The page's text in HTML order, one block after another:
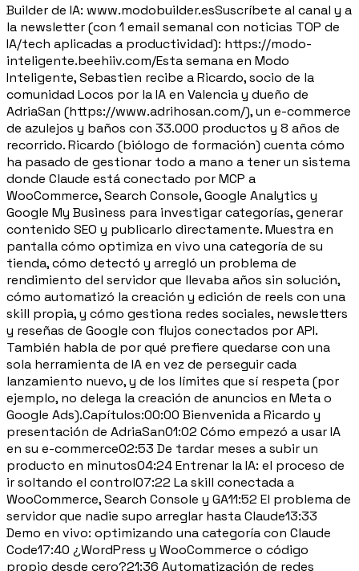
Builder de IA: www.modobuilder.esSuscríbete al canal y a
la newsletter (con 1 email semanal con noticias TOP de
IA/tech aplicadas a productividad): https://modo-
inteligente.beehiiv.com/Esta semana en Modo
Inteligente, Sebastien recibe a Ricardo, socio de la
comunidad Locos por la IA en Valencia y dueño de
AdriaSan (https://www.adrihosan.com/), un e-commerce
de azulejos y baños con 33.000 productos y 8 años de
recorrido. Ricardo (biólogo de formación) cuenta cómo
ha pasado de gestionar todo a mano a tener un sistema
donde Claude está conectado por MCP a
WooCommerce, Search Console, Google Analytics y
Google My Business para investigar categorías, generar
contenido SEO y publicarlo directamente. Muestra en
pantalla cómo optimiza en vivo una categoría de su
tienda, cómo detectó y arregló un problema de
rendimiento del servidor que llevaba años sin solución,
cómo automatizó la creación y edición de reels con una
skill propia, y cómo gestiona redes sociales, newsletters
y reseñas de Google con flujos conectados por API.
También habla de por qué prefiere quedarse con una
sola herramienta de IA en vez de perseguir cada
lanzamiento nuevo, y de los límites que sí respeta (por
ejemplo, no delega la creación de anuncios en Meta o
Google Ads).Capítulos:00:00 Bienvenida a Ricardo y
presentación de AdriaSan01:02 Cómo empezó a usar IA
en su e-commerce02:53 De tardar meses a subir un
producto en minutos04:24 Entrenar la IA: el proceso de
ir soltando el control07:22 La skill conectada a
WooCommerce, Search Console y GA11:52 El problema de
servidor que nadie supo arreglar hasta Claude13:33
Demo en vivo: optimizando una categoría con Claude
Code17:40 ¿WordPress y WooCommerce o código
propio desde cero?21:36 Automatización de redes